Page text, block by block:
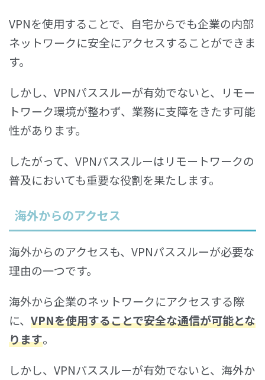
VPNを使用することで、自宅からでも企業の内部
ネットワークに安全にアクセスすることができま
す。
しかし、VPNパススルーが有効でないと、リモー
トワーク環境が整わず、業務に支障をきたす可能
性があります。
したがって、VPNパススルーはリモートワークの
普及においても重要な役割を果たします。
海外からのアクセス
海外からのアクセスも、VPNパススルーが必要な
理由の一つです。
海外から企業のネットワークにアクセスする際
に、 VPNを使用することで安全な通信が可能とな
ります。
しかし、VPNパススルーが有効でないと、海外か